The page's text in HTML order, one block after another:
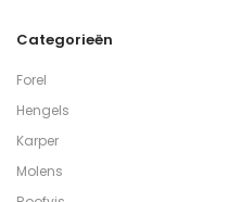
Categorieën
Forel
Hengels
Karper
Molens